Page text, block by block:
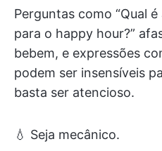
Perguntas como “Qual
para o happy hour?”
bebem, e expressões
podem ser insensíveis
basta ser atencioso.
💧 Seja mecânico.